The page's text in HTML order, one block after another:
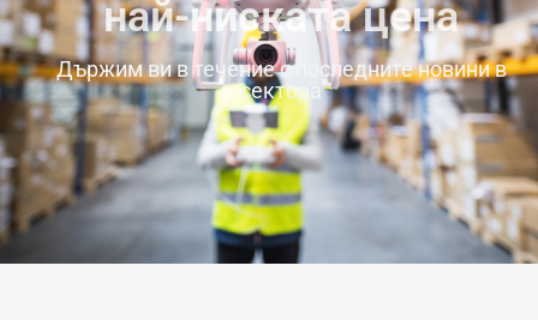
най-ниската цена
Държим ви в течение с последните новини в
сектора